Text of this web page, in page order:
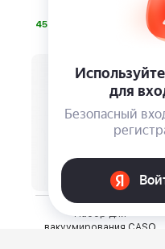
45 600
Набор для
вакуумирования CASO